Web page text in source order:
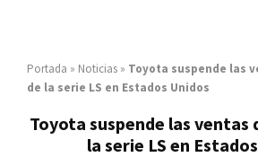
Portada » Noticias » Toyota suspende las
de la serie LS en Estados Unidos
Toyota suspende las ventas
la serie LS en